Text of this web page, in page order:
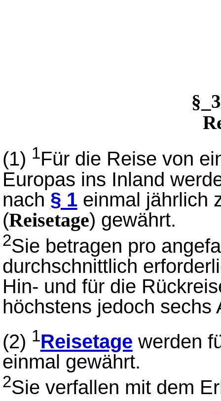
(1) 1Für die Reise von
Europas ins Inland
nach § 1einmal jährlich
(Reisetage) gewährt.
2Sie betragen pro
durchschnittlich
Hin- und für die
höchstens jedoch sechs
(2) 1Reisetage werden
einmal gewährt.
2Sie verfallen mit dem